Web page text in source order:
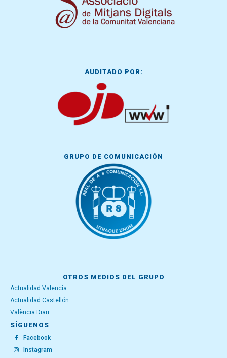
AUDITADO POR:
GRUPO DE COMUNICACIÓN
OTROS MEDIOS DEL GRUPO
Actualidad Valencia
Actualidad Castellón
València Diari
SÍGUENOS
Facebook
Instagram